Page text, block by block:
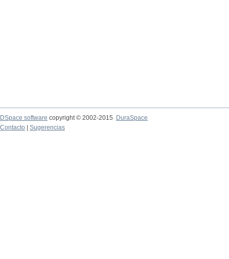
DSpace software copyright © 2002-2015
DuraSpace
Contacto
Sugerencias